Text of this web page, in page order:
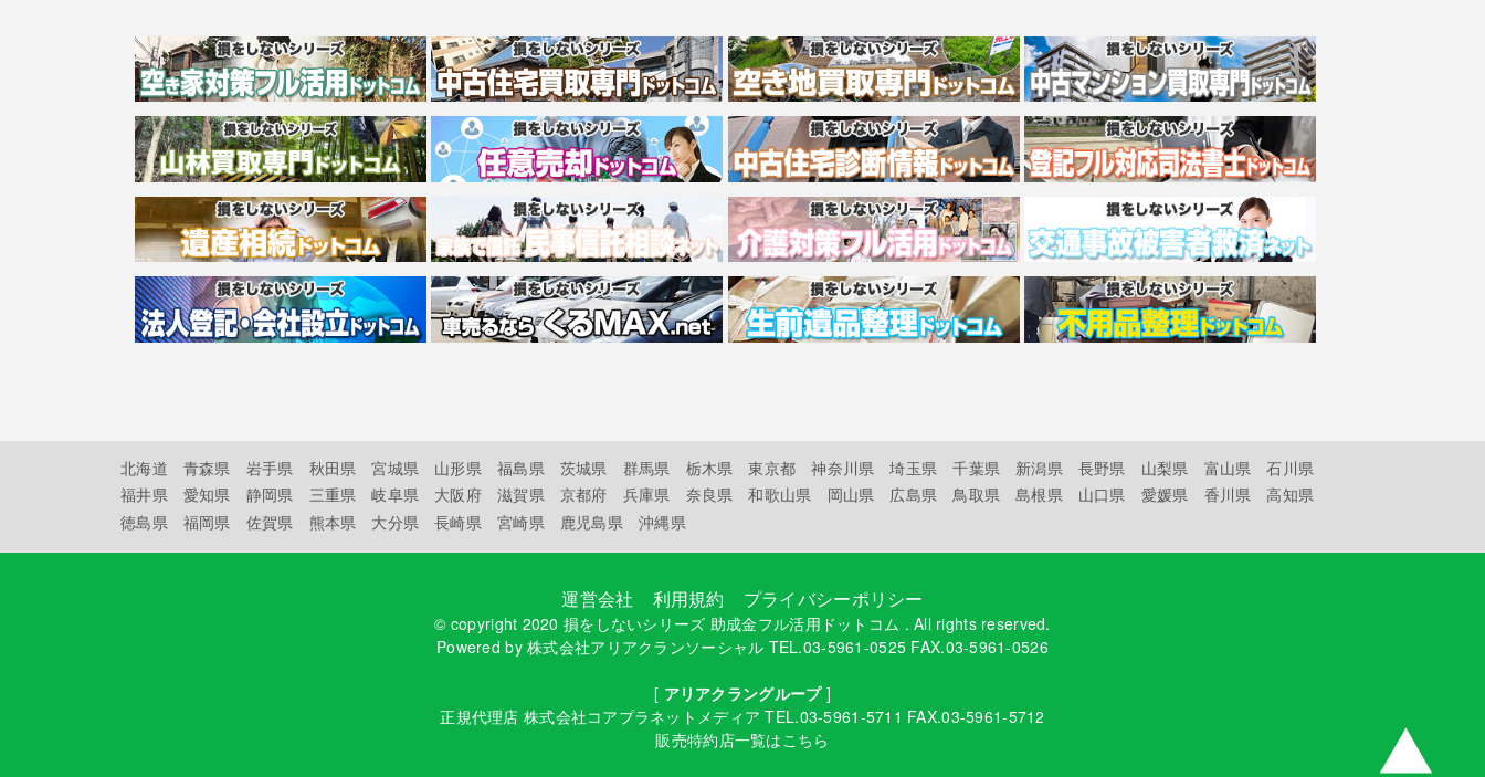
北海道 青森県 岩手県 秋田県 宮城県 山形県 福島県 茨城県 群馬県 栃木県 東京都 神奈川県 埼玉県 千葉県 新潟県 長野県 山梨県 富山県
石川県
福井県
愛知県 静岡県 三重県 岐阜県 大阪府 滋賀県 京都府 兵庫県 奈良県 和歌山県 岡山県 広島県 鳥取県 島根県 山口県 愛媛県 香川県
高知県
徳島県
福岡県 佐賀県 熊本県 大分県 長崎県 宮崎県 鹿児島県 沖縄県
運営会社 利用規約 プライバシーポリシー
© copyright 2020損をしないシリーズ 助成金フル活用ドットコム . All rights reserved.
Powered by株式会社アリアクランソーシャル TEL.03-5961-0525 FAX.03-5961-0526
[ アリアクラングループ]
正規代理店 株式会社コアプラネットメディア TEL.03-5961-5711 FAX.03-5961-5712
販売特約店一覧はこちら